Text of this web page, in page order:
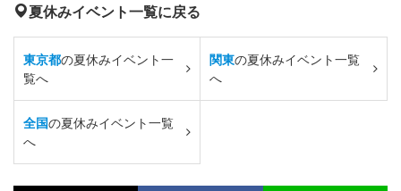
夏休みイベント一覧に戻る
東京都の夏休みイベント一
覧へ
関東の夏休みイベント一覧
へ
全国の夏休みイベント一覧
へ